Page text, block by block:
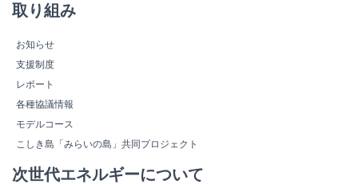
取り組み
お知らせ
支援制度
レポート
各種協議情報
モデルコース
こしき島「みらいの島」共同プロジェクト
次世代エネルギーについて